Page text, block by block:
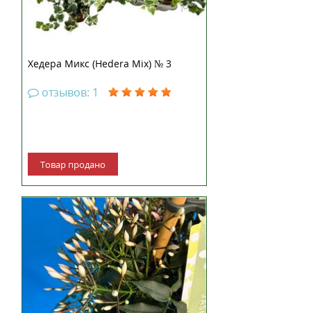
Хедера Микс (Hedera Mix) № 3
отзывов: 1
Товар продано